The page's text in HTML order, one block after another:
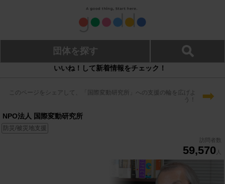
団体を探す
いいね！して新着情報をチェック！
このページをシェアして、「国際変動研究所」への支援の輪を広げよ
う！
➡
NPO法人 国際変動研究所
防災/被災地支援
訪問者数
59,570 人